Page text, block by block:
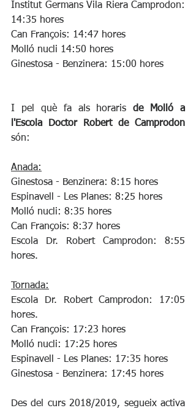
Institut Germans Vila Riera Camprodon:
14:35 hores
Can François: 14:47 hores
Molló nucli 14:50 hores
Ginestosa - Benzinera: 15:00 hores
I pel què fa als horaris de Molló a
l'Escola Doctor Robert de Camprodon
són:
Anada:
Ginestosa - Benzinera: 8:15 hores
Espinavell - Les Planes: 8:25 hores
Molló nucli: 8:35 hores
Can François: 8:37 hores
Escola Dr. Robert Camprodon: 8:55
hores.
Tornada:
Escola Dr. Robert Camprodon: 17:05
hores.
Can François: 17:23 hores
Molló nucli: 17:25 hores
Espinavell - Les Planes: 17:35 hores
Ginestosa - Benzinera: 17:45 hores
Des del curs 2018/2019, segueix activa